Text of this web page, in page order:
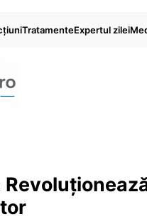
TratamenteExpertul zilei